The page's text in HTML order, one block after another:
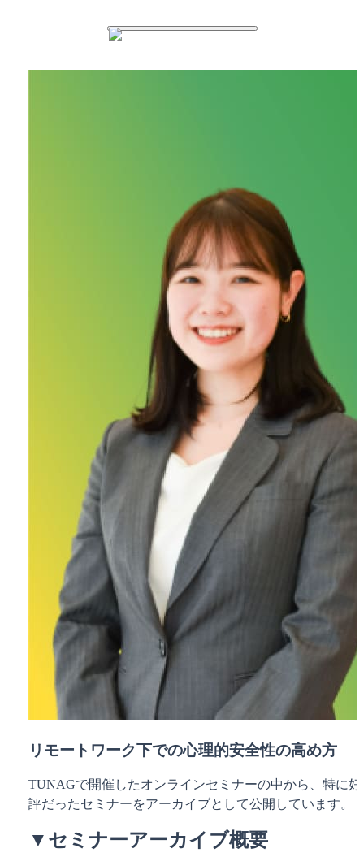
リモートワーク下での心理的安全性の高め方
TUNAGで開催したオンラインセミナーの中から、特に好
評だったセミナーをアーカイブとして公開しています。
▼セミナーアーカイブ概要